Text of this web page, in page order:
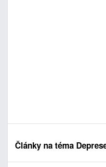
Články na téma